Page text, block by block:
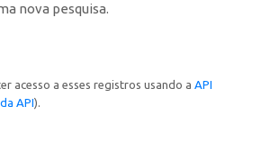
nova pesquisa.
acesso a esses registros usando a API
API).